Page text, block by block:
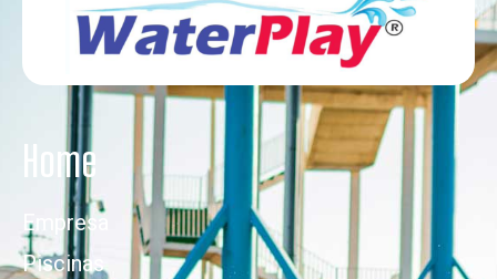
Home
Empresa
Piscinas